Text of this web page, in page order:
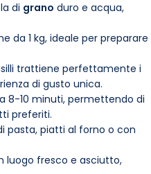
di grano duro e acqua,
da 1 kg, ideale per preparare
trattiene perfettamente i
di gusto unica.
8-10 minuti, permettendo di
preferiti.
pasta, piatti al forno o con
luogo fresco e asciutto,